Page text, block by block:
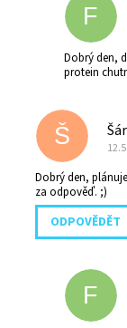
F
Dobrý den,
protein
Š
Dobrý den,
za odpověď. ;)
ODPOVĚDĚT
F